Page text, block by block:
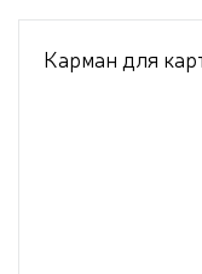
Карман для